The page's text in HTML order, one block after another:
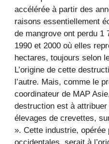
accélérée à partir des
raisons essentiellement
de mangrove ont perdu 1
1990 et 2000 où elles
hectares, toujours selon
L’origine de cette
l’autre. Mais, comme le
coordinateur de MAP
destruction est à attribuer
élevages de crevettes,
». Cette industrie, opérée
occidentales, serait à